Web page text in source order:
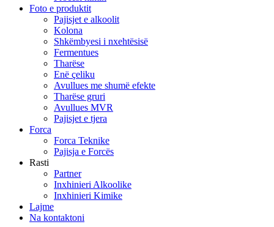
Foto e produktit
Pajisjet e alkoolit
Kolona
Shkëmbyesi i nxehtësisë
Fermentues
Tharëse
Enë çeliku
Avullues me shumë efekte
Tharëse gruri
Avullues MVR
Pajisjet e tjera
Forca
Forca Teknike
Pajisja e Forcës
Rasti
Partner
Inxhinieri Alkoolike
Inxhinieri Kimike
Lajme
Na kontaktoni